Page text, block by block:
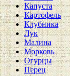
Капуста
Картофель
Клубника
Лук
Малина
Морковь
Огурцы
Перец